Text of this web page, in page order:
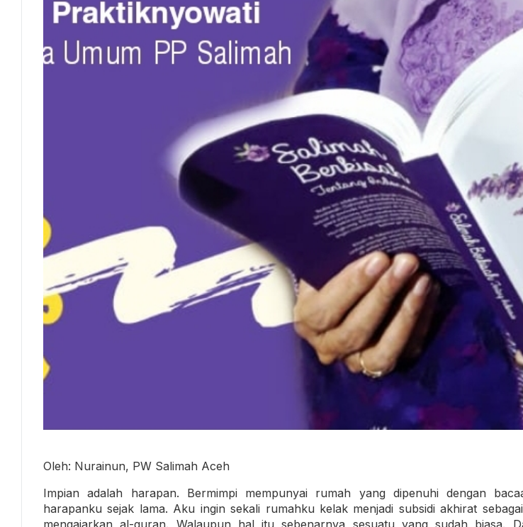
Oleh: Nurainun, PW Salimah Aceh
Impian adalah harapan. Bermimpi mempunyai rumah yang dipenuhi dengan
harapanku sejak lama. Aku ingin sekali rumahku kelak menjadi subsidi akhirat
mengajarkan al-quran. Walaupun hal itu sebenarnya sesuatu yang sudah biasa.